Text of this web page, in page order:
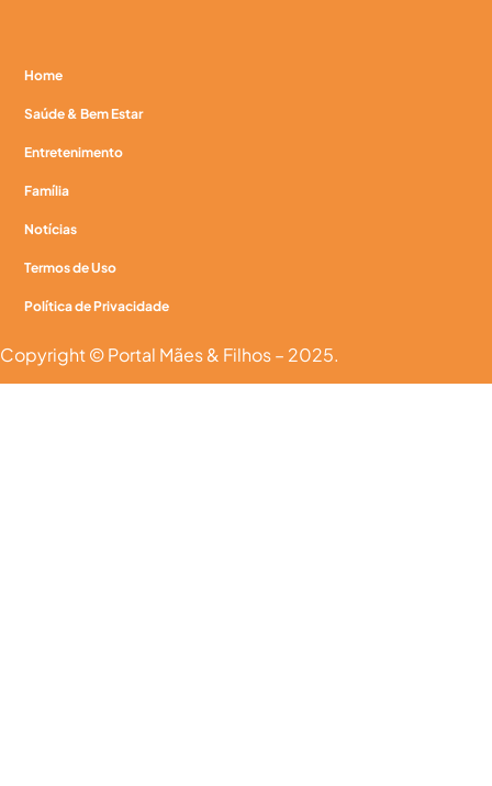
Home
Saúde & Bem Estar
Entretenimento
Família
Notícias
Termos de Uso
Política de Privacidade
Copyright © Portal Mães & Filhos – 2025.